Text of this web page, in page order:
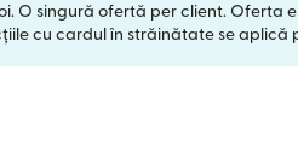
O singură ofertă per client.
cu cardul în străinătate se aplică